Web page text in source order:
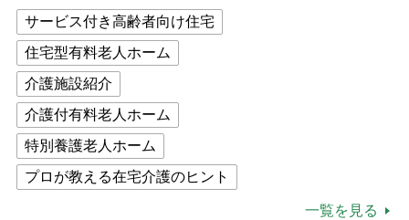
サービス付き高齢者向け住宅
住宅型有料老人ホーム
介護施設紹介
介護付有料老人ホーム
特別養護老人ホーム
プロが教える在宅介護のヒント
一覧を見る